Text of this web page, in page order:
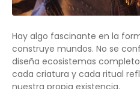
Hay algo fascinante en la
construye mundos. No se
diseña ecosistemas
cada criatura y cada ritual
nuestra propia existencia.